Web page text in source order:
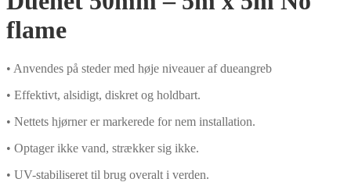
flame
• Anvendes på steder med høje niveauer af dueangreb
• Effektivt, alsidigt, diskret og holdbart.
• Nettets hjørner er markerede for nem installation.
• Optager ikke vand, strækker sig ikke.
• UV-stabiliseret til brug overalt i verden.